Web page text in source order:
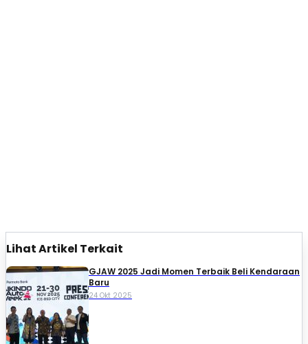
Lihat Artikel Terkait
GJAW 2025 Jadi Momen Terbaik Beli Kendaraan
Baru
24 Okt 2025